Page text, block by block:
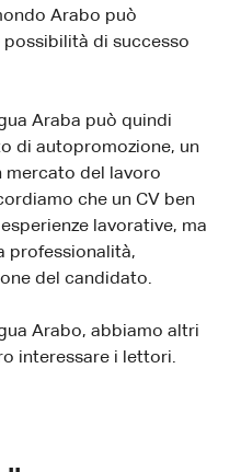
Arabo può
di successo
Araba può quindi
di autopromozione, un
mercato del lavoro
che un CV ben
lavorative, ma
professionalità,
del candidato.
Arabo, abbiamo altri
interessare i lettori.